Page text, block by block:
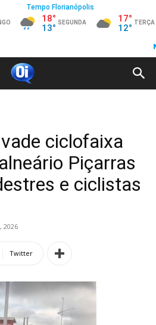
ciclofaixa
Piçarras
e ciclistas
2026
Twitter